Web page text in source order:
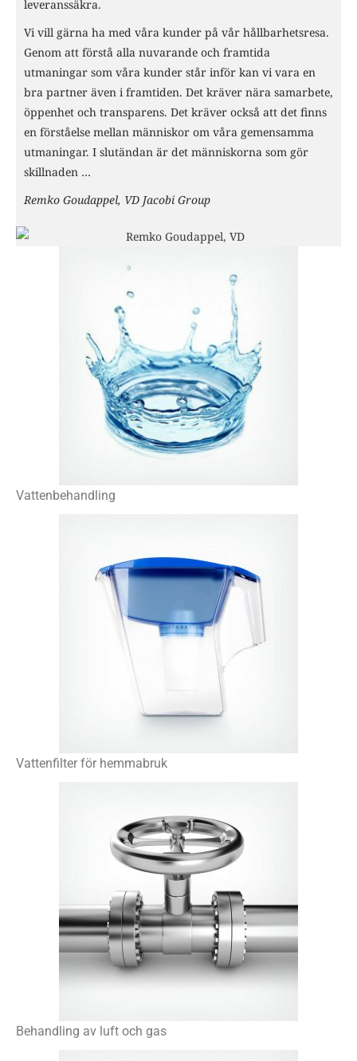
leveranssäkra.
Vi vill gärna ha med våra kunder på vår hållbarhetsresa.
Genom att förstå alla nuvarande och framtida
utmaningar som våra kunder står inför kan vi vara en
bra partner även i framtiden. Det kräver nära samarbete,
öppenhet och transparens. Det kräver också att det finns
en förståelse mellan människor om våra gemensamma
utmaningar. I slutändan är det människorna som gör
skillnaden …
Remko Goudappel, VD Jacobi Group
Vattenbehandling
Vattenfilter för hemmabruk
Behandling av luft och gas